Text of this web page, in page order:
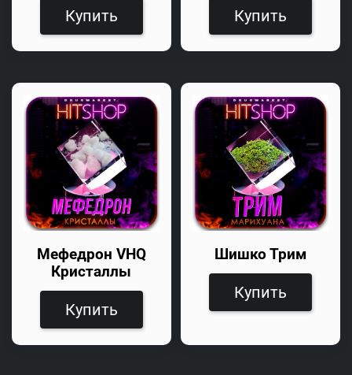
Купить Купить
Мефедрон VHQ
Кристаллы
Купить
Шишко Трим
Купить